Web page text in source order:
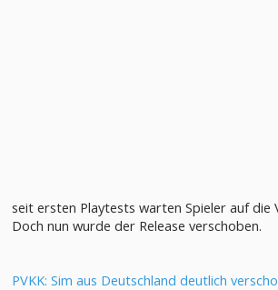
seit ersten Playtests warten Spieler auf die
Doch nun wurde der Release verschoben.
PVKK: Sim aus Deutschland deutlich